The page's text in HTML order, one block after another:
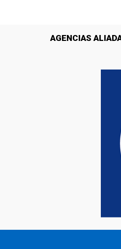
AGENCIAS